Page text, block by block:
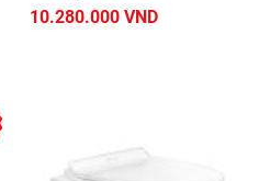
10.280.000 VND